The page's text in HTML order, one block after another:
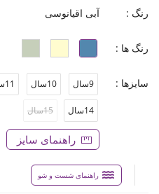
رنگ : آبی اقیانوسی
رنگ ها :
سایزها : 9سال 10سال 11سال
14سال 15سال
راهنمای سایز
راهنمای شست و شو